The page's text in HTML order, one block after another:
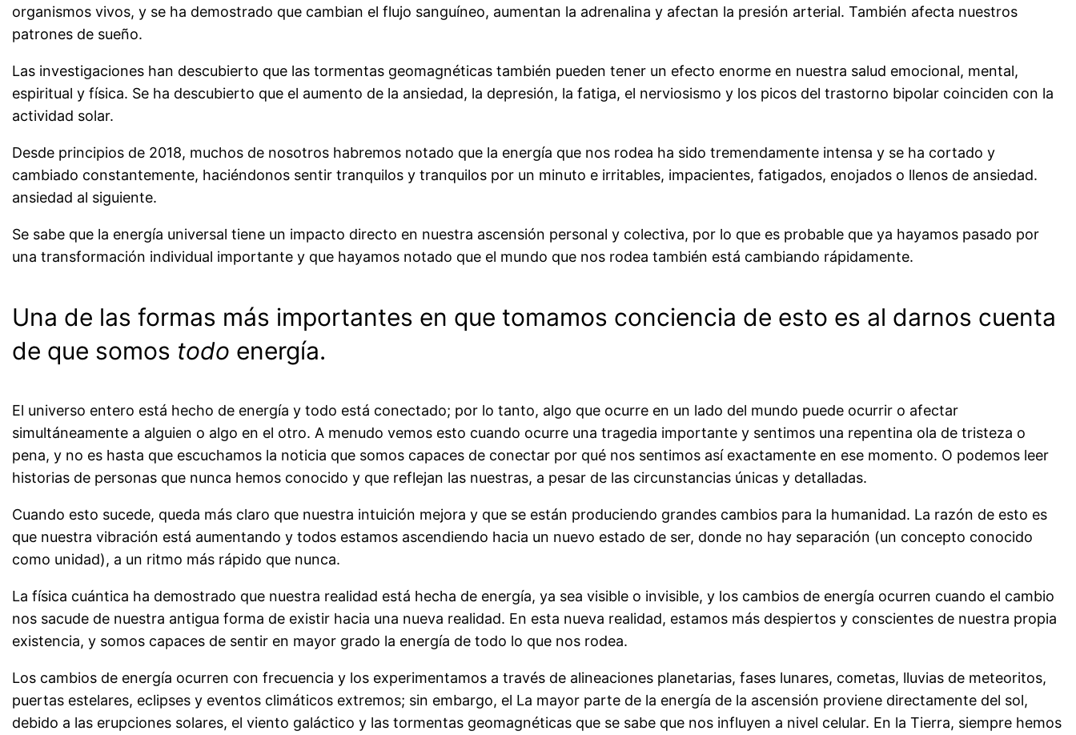
organismos vivos, y se ha demostrado que cambian el flujo sanguíneo, aumentan la adrenalina y afectan la presión arterial. También afecta nuestros
patrones de sueño.
Las investigaciones han descubierto que las tormentas geomagnéticas también pueden tener un efecto enorme en nuestra salud emocional, mental,
espiritual y física. Se ha descubierto que el aumento de la ansiedad, la depresión, la fatiga, el nerviosismo y los picos del trastorno bipolar coinciden con la
actividad solar.
Desde principios de 2018, muchos de nosotros habremos notado que la energía que nos rodea ha sido tremendamente intensa y se ha cortado y
cambiado constantemente, haciéndonos sentir tranquilos y tranquilos por un minuto e irritables, impacientes, fatigados, enojados o llenos de ansiedad.
ansiedad al siguiente.
Se sabe que la energía universal tiene un impacto directo en nuestra ascensión personal y colectiva, por lo que es probable que ya hayamos pasado por
una transformación individual importante y que hayamos notado que el mundo que nos rodea también está cambiando rápidamente.
Una de las formas más importantes en que tomamos conciencia de esto es al darnos cuenta
de que somos todo energía.
El universo entero está hecho de energía y todo está conectado; por lo tanto, algo que ocurre en un lado del mundo puede ocurrir o afectar
simultáneamente a alguien o algo en el otro. A menudo vemos esto cuando ocurre una tragedia importante y sentimos una repentina ola de tristeza o
pena, y no es hasta que escuchamos la noticia que somos capaces de conectar por qué nos sentimos así exactamente en ese momento. O podemos leer
historias de personas que nunca hemos conocido y que reflejan las nuestras, a pesar de las circunstancias únicas y detalladas.
Cuando esto sucede, queda más claro que nuestra intuición mejora y que se están produciendo grandes cambios para la humanidad. La razón de esto es
que nuestra vibración está aumentando y todos estamos ascendiendo hacia un nuevo estado de ser, donde no hay separación (un concepto conocido
como unidad), a un ritmo más rápido que nunca.
La física cuántica ha demostrado que nuestra realidad está hecha de energía, ya sea visible o invisible, y los cambios de energía ocurren cuando el cambio
nos sacude de nuestra antigua forma de existir hacia una nueva realidad. En esta nueva realidad, estamos más despiertos y conscientes de nuestra propia
existencia, y somos capaces de sentir en mayor grado la energía de todo lo que nos rodea.
Los cambios de energía ocurren con frecuencia y los experimentamos a través de alineaciones planetarias, fases lunares, cometas, lluvias de meteoritos,
puertas estelares, eclipses y eventos climáticos extremos; sin embargo, el La mayor parte de la energía de la ascensión proviene directamente del sol,
debido a las erupciones solares, el viento galáctico y las tormentas geomagnéticas que se sabe que nos influyen a nivel celular. En la Tierra, siempre hemos